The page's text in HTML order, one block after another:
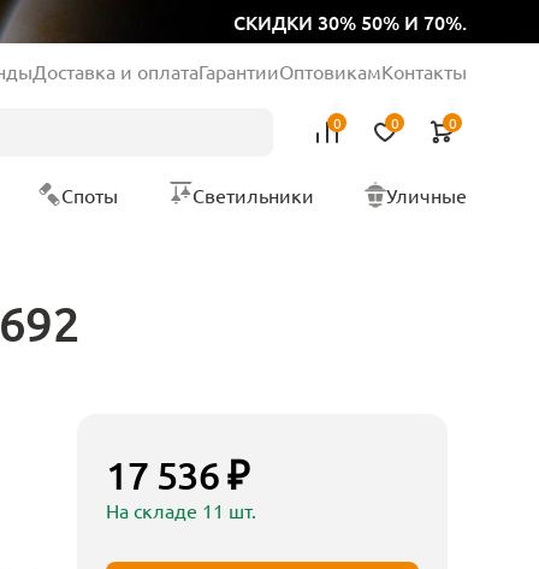
СКИДКИ 30% 50% И 70%.
Доставка и оплатаГарантииОптовикамКонтакты
0 0 0
Споты Светильники Уличные
17 536 ₽
На складе 11 шт.